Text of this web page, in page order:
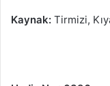
Kaynak: Tirmizi,